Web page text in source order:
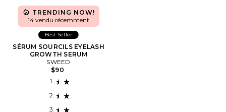
TRENDING NOW!
14 vendu récemment
Best Seller
SÉRUM SOURCILS EYELASH
GROWTH SERUM
SWEED
$90